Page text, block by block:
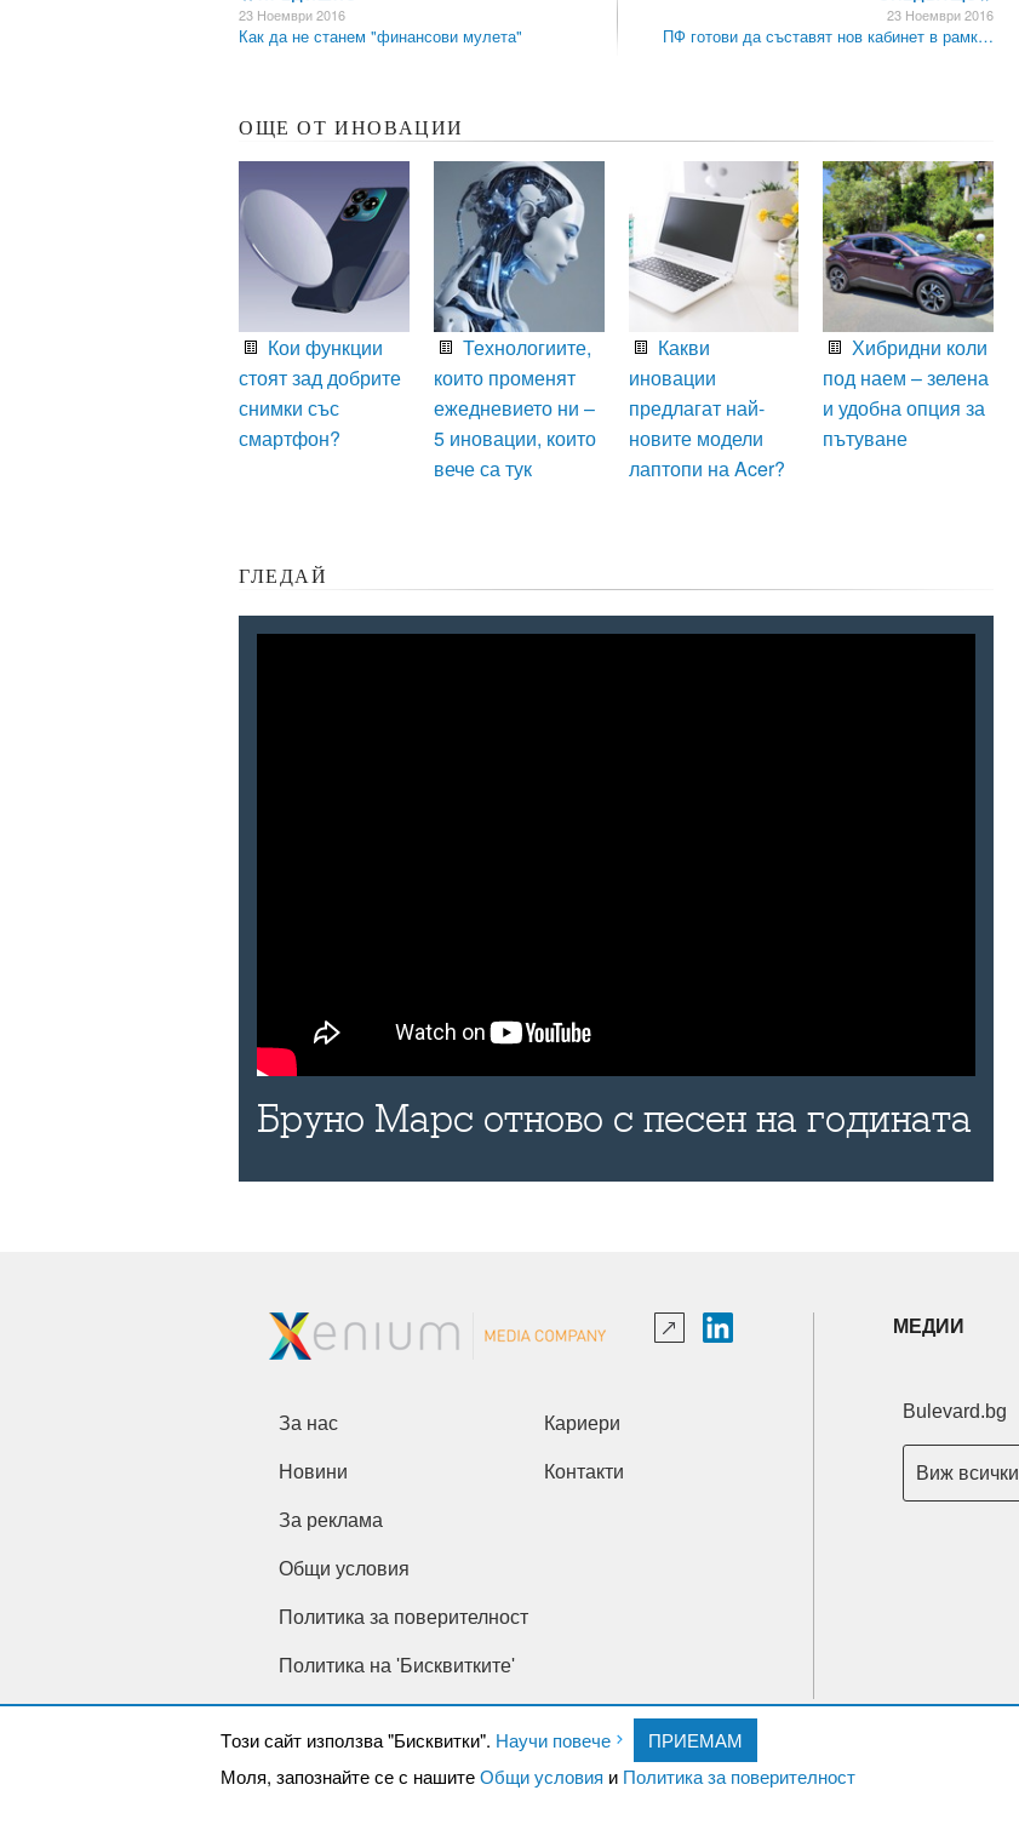
23 Ноември 2016
Как да не станем "финансови мулета"
23 Ноември 2016
ПФ готови да съставят нов кабинет в рамк…
ОЩЕ ОТ ИНОВАЦИИ
Кои функции
стоят зад добрите
снимки със
смартфон?
Технологиите,
които променят
ежедневието ни –
5 иновации, които
вече са тук
Какви
иновации
предлагат най-
новите модели
лаптопи на Acer?
Хибридни коли
под наем – зелена
и удобна опция за
пътуване
ГЛЕДАЙ
Бруно Марс отново с песен на годината
Tози сайт използва "Бисквитки". Научи повече
ПРИЕМАМ
Моля, запознайте се с нашитеОбщи условия и Политика за поверителност
За нас Кариери
Новини Контакти
За реклама
Общи условия
Политика за поверителност
Политика на 'Бисквитките'
МЕДИИ
Bulevard.bg
Виж всички
Copyright © 2026 Ксениум ООД. Всички права запазени.
XeniumCompany.com